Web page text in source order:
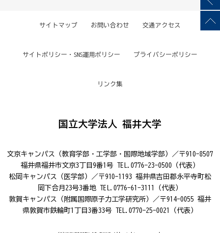
サイトマップ お問い合わせ 交通アクセス
サイトポリシー・SNS運用ポリシー プライバシーポリシー
リンク集
国立大学法人 福井大学
文京キャンパス（教育学部・工学部・国際地域学部）／〒910-8507
福井県福井市文京3丁目9番1号 TEL.0776-23-0500（代表）
松岡キャンパス（医学部）／〒910-1193 福井県吉田郡永平寺町松
岡下合月23号3番地 TEL.0776-61-3111（代表）
敦賀キャンパス（附属国際原子力工学研究所）／〒914-0055 福井
県敦賀市鉄輪町1丁目3番33号 TEL.0770-25-0021（代表）